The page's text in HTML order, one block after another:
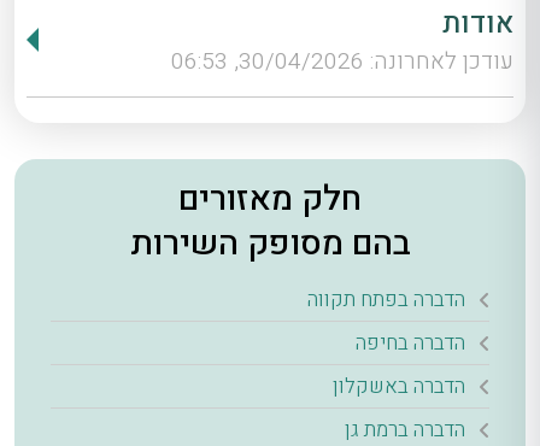
אודות
עודכן לאחרונה: 30/04/2026, 06:53
חלק מאזורים
בהם מסופק השירות
הדברה בפתח תקווה
הדברה בחיפה
הדברה באשקלון
הדברה ברמת גן